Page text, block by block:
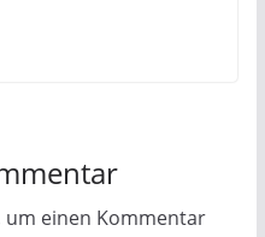
einen Kommentar